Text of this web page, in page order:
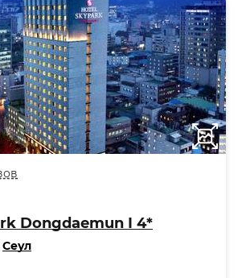
Dongdaemun I 4*
Сеул